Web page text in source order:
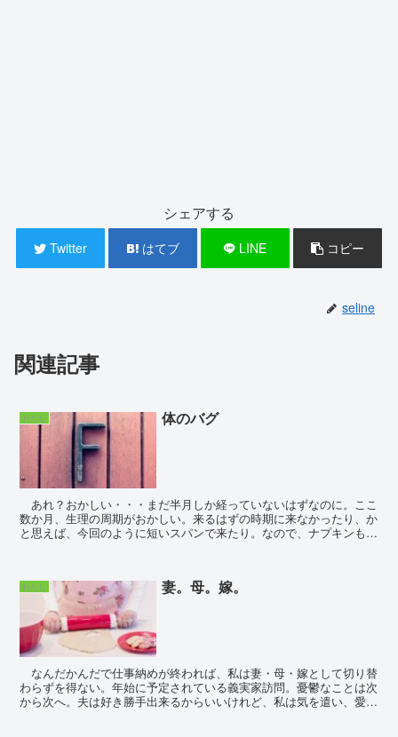
シェアする
Twitter はてブ LINE コピー
seline
関連記事
わたし 体のバグ
あれ？おかしい・・・まだ半月しか経っていないはずなのに。ここ
数か月、生理の周期がおかしい。来るはずの時期に来なかったり、か
と思えば、今回のように短いスパンで来たり。なので、ナプキンも常
わたし 妻。母。嫁。
なんだかんだで仕事納めが終われば、私は妻・母・嫁として切り替
わらずを得ない。年始に予定されている義実家訪問。憂鬱なことは次
から次へ。夫は好き勝手出来るからいいけれど、私は気を遣い、愛想